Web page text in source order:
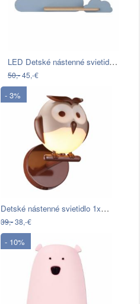
LED Detské nástenné svietidlo s…
50,-45,-€
- 3%
Detské nástenné svietidlo 1xG9/6W/230V…
39,-38,-€
- 10%